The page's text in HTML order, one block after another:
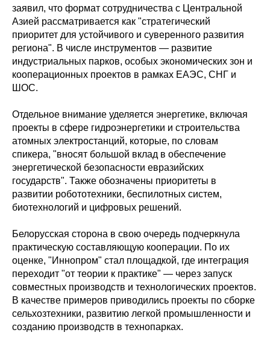
заявил, что формат сотрудничества с Центральной
Азией рассматривается как "стратегический
приоритет для устойчивого и суверенного развития
региона". В числе инструментов — развитие
индустриальных парков, особых экономических зон и
кооперационных проектов в рамках ЕАЭС, СНГ и
ШОС.
Отдельное внимание уделяется энергетике, включая
проекты в сфере гидроэнергетики и строительства
атомных электростанций, которые, по словам
спикера, "вносят большой вклад в обеспечение
энергетической безопасности евразийских
государств". Также обозначены приоритеты в
развитии робототехники, беспилотных систем,
биотехнологий и цифровых решений.
Белорусская сторона в свою очередь подчеркнула
практическую составляющую кооперации. По их
оценке, "Иннопром" стал площадкой, где интеграция
переходит "от теории к практике" — через запуск
совместных производств и технологических проектов.
В качестве примеров приводились проекты по сборке
сельхозтехники, развитию легкой промышленности и
созданию производств в технопарках.